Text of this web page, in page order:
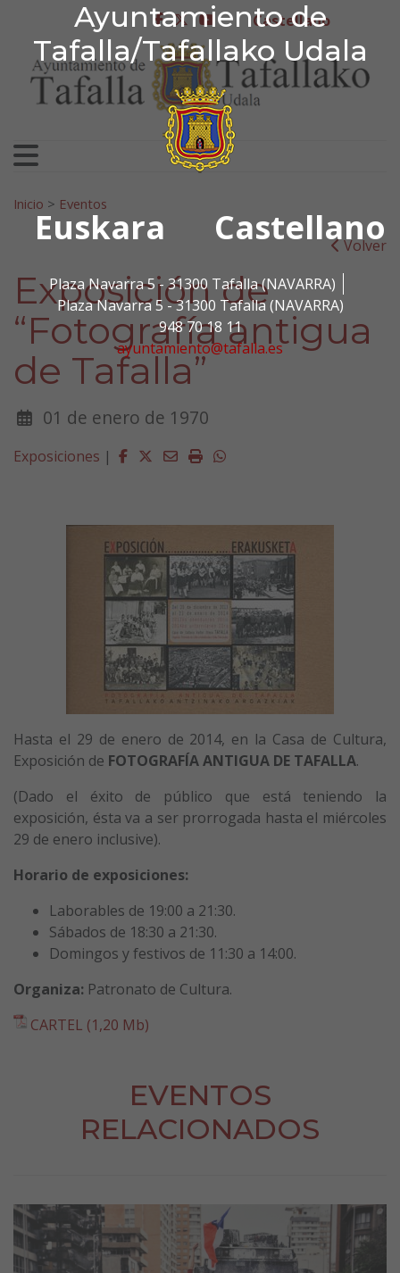
Ayuntamiento de
Tafalla/Tafallako Udala
Euskara Castellano
Plaza Navarra 5 - 31300 Tafalla (NAVARRA)
Plaza Navarra 5 - 31300 Tafalla (NAVARRA)
948 70 18 11
ayuntamiento@tafalla.es
Ir al contenido
Ayuntamiento de
facebook
twitter
youtubeCastellano
Search for:
Inicio > Eventos
Volver
Exposición de
“Fotografía antigua
de Tafalla”
01 de enero de 1970
Exposiciones | Facebook
Twitter
EmailImprimirWhatsapp
Hasta el 29 de enero de 2014, en la Casa de Cultura,
Exposición de FOTOGRAFÍA ANTIGUA DE TAFALLA.
(Dado el éxito de público que está teniendo la
exposición, ésta va a ser prorrogada hasta el miércoles
29 de enero inclusive).
Horario de exposiciones:
Laborables de 19:00 a 21:30.
Sábados de 18:30 a 21:30.
Domingos y festivos de 11:30 a 14:00.
Organiza: Patronato de Cultura.
CARTEL (1,20 Mb)
EVENTOS
RELACIONADOS